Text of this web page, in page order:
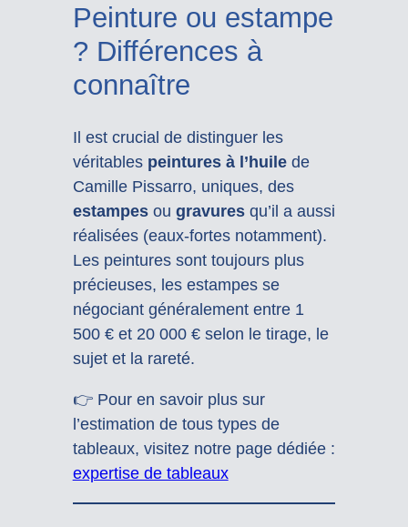
Peinture ou estampe
? Différences à
connaître
Il est crucial de distinguer les
véritables peintures à l’huilede
Camille Pissarro, uniques, des
estampesou gravuresqu’il a aussi
réalisées (eaux-fortes notamment).
Les peintures sont toujours plus
précieuses, les estampes se
négociant généralement entre 1
500 € et 20 000 € selon le tirage, le
sujet et la rareté.
👉 Pour en savoir plus sur
l’estimation de tous types de
tableaux, visitez notre page dédiée :
expertise de tableaux